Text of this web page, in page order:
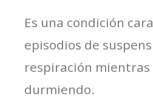
Es una condición
episodios de
respiración mientras
durmiendo.